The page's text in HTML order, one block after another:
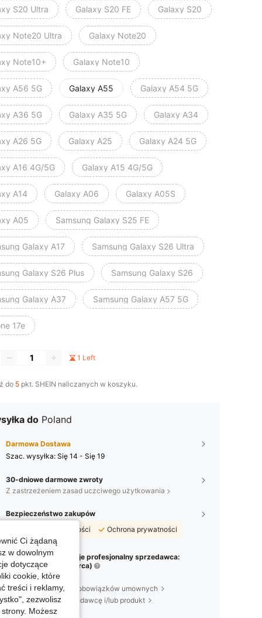
S20 Ultra Galaxy S20 FE Galaxy S20
Note20 Ultra Galaxy Note20
Note10+ Galaxy Note10
A56 5G Galaxy A55 Galaxy A54 5G
A36 5G Galaxy A35 5G Galaxy A34
A26 5G Galaxy A25 Galaxy A24 5G
A16 4G/5G Galaxy A15 4G/5G
A14 Galaxy A06 Galaxy A05S
A05 Samsung Galaxy S25 FE
Galaxy A17 Samsung Galaxy S26 Ultra
Galaxy S26 Plus Samsung Galaxy S26
Galaxy A37 Samsung Galaxy A57 5G
17e
1 Left
do 5 pkt. SHEIN naliczanych w koszyku.
do Poland
Darmowa Dostawa
Szac. wysyłka: Się 14 - Się 19
30-dniowe darmowe zwroty
Z zastrzeżeniem zasad uczciwego użytkowania
Bezpieczeństwo zakupów
Bezpieczne płatności
Ochrona prywatności
Marketplace Sprzedaje profesjonalny sprzedawca:
hadaasi (przedsiębiorca)
Wysyłka przez SHEIN
Informacja o podziale obowiązków umownych
Aby zgłosić tego sprzedawcę i/lub produkt
Ci żądaną
w dowolnym
dotyczące
cookie, które
treści i reklamy,
zezwolisz
Możesz